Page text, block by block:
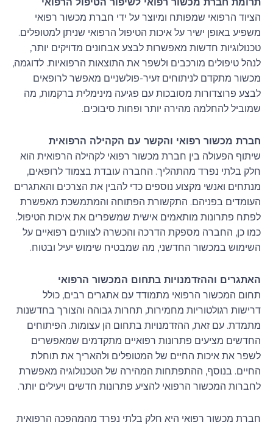
הציוד הרפואי שמפותח ומיוצר על ידי חברת מכשור רפואי
משפיע באופן ישיר על איכות הטיפול הרפואי שניתן למטופלים.
טכנולוגיות חדשות מאפשרות לבצע אבחונים מדויקים יותר,
לנהל טיפולים מורכבים ולשפר את התוצאות הרפואיות. לדוגמה,
מכשור מתקדם לניתוחים זעיר-פולשניים מאפשר לרופאים
לבצע פרוצדורות מסובכות עם פגיעה מינימלית ברקמות, מה
שמוביל להחלמה מהירה יותר ופחות סיבוכים.
חברת מכשור רפואי והקשר עם הקהילה הרפואית
שיתוף הפעולה בין חברת מכשור רפואי לקהילה הרפואית הוא
חלק בלתי נפרד מהתהליך. החברה עובדת בצמוד לרופאים,
מנתחים ואנשי מקצוע נוספים כדי להבין את הצרכים והאתגרים
העומדים בפניהם. התקשורת הפתוחה והמתמשכת מאפשרת
לפתח פתרונות מותאמים אישית שמשפרים את איכות הטיפול.
כמו כן, החברה מספקת הדרכה והכשרה לצוותים רפואיים על
השימוש במכשור החדשני, מה שמבטיח שימוש יעיל ובטוח.
האתגרים וההזדמנויות בתחום המכשור הרפואי
תחום המכשור הרפואי מתמודד עם אתגרים רבים, כולל
דרישות רגולטוריות מחמירות, תחרות גבוהה והצורך בחדשנות
מתמדת. עם זאת, ההזדמנויות בתחום הן עצומות. הפיתוחים
החדשים מציעים פתרונות רפואיים מתקדמים שמאפשרים
לשפר את איכות החיים של המטופלים ולהאריך את תוחלת
החיים. בנוסף, ההתפתחות המהירה של הטכנולוגיה מאפשרת
לחברות המכשור הרפואי להציע פתרונות חדשים ויעילים יותר.
חברת מכשור רפואי היא חלק בלתי נפרד מהמהפכה הרפואית